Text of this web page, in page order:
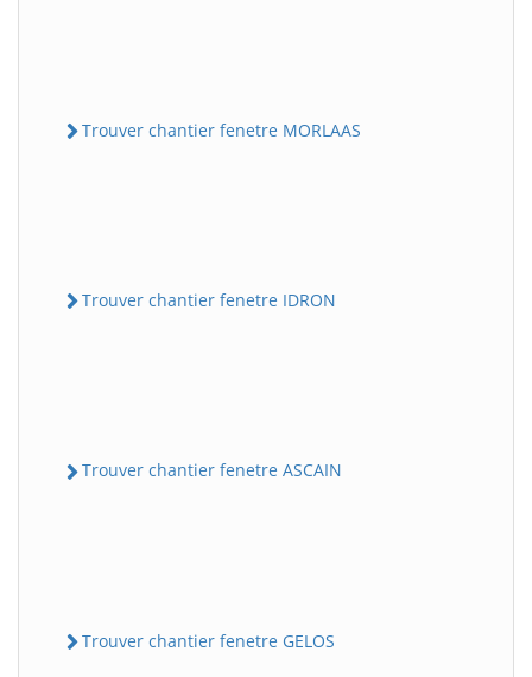
Trouver chantier fenetre MORLAAS
Trouver chantier fenetre IDRON
Trouver chantier fenetre ASCAIN
Trouver chantier fenetre GELOS